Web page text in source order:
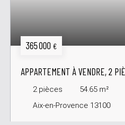
365 000 €
APPARTEMENT À VENDRE, 2
PROVENCE 13100
2 pièces 54.65 m²
Aix-en-Provence 13100